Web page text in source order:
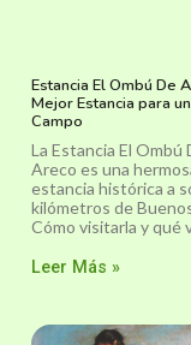
Estancia El Ombú De
Mejor Estancia para
Campo
La Estancia El Ombú
Areco es una
estancia histórica a
kilómetros de
Cómo visitarla y qué
Leer Más »